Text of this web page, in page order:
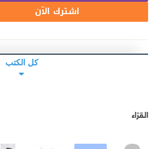
اشترك الآن
كل الكتب
القرّاء